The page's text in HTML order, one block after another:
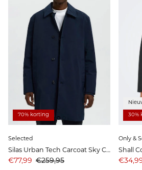
70% korting
Selected
Silas Urban Tech Carcoat Sky Captain
Aanbiedingsprijs
€77,99 Prijs
€259,95
30%
Only &
Shall